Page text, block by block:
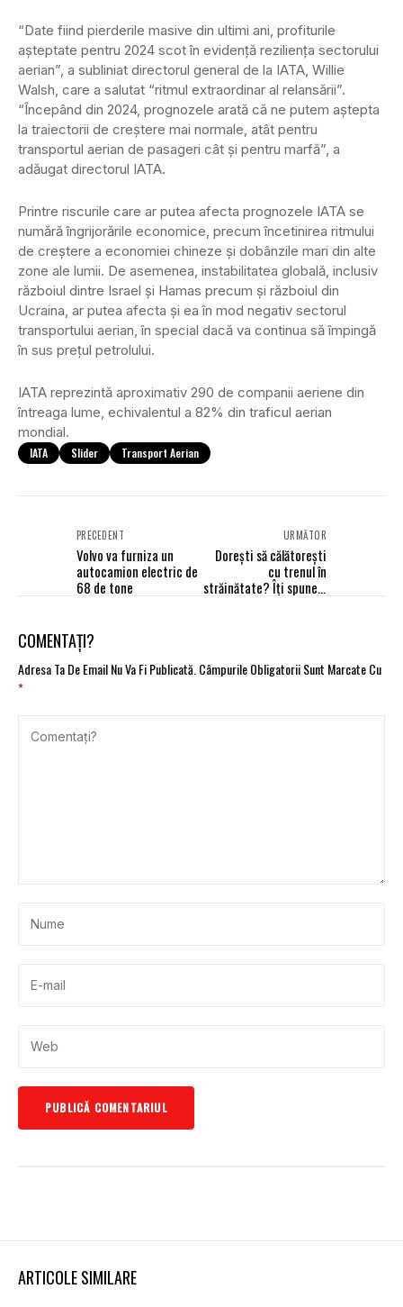
“Date fiind pierderile masive din ultimi ani, profiturile
aşteptate pentru 2024 scot în evidenţă rezilienţa sectorului
aerian”, a subliniat directorul general de la IATA, Willie
Walsh, care a salutat “ritmul extraordinar al relansării”.
“Începând din 2024, prognozele arată că ne putem aştepta
la traiectorii de creştere mai normale, atât pentru
transportul aerian de pasageri cât şi pentru marfă”, a
adăugat directorul IATA.
Printre riscurile care ar putea afecta prognozele IATA se
numără îngrijorările economice, precum încetinirea ritmului
de creştere a economiei chineze şi dobânzile mari din alte
zone ale lumii. De asemenea, instabilitatea globală, inclusiv
războiul dintre Israel şi Hamas precum şi războiul din
Ucraina, ar putea afecta şi ea în mod negativ sectorul
transportului aerian, în special dacă va continua să împingă
în sus preţul petrolului.
IATA reprezintă aproximativ 290 de companii aeriene din
întreaga lume, echivalentul a 82% din traficul aerian
mondial.
IATA Slider Transport Aerian
PRECEDENT
Volvo va furniza un
autocamion electric de
68 de tone
URMĂTOR
Dorești să călătorești
cu trenul în
străinătate? Îți spunem
COMENTAȚI?
Adresa Ta De Email Nu Va Fi Publicată. Câmpurile Obligatorii Sunt Marcate Cu
*
ARTICOLE SIMILARE